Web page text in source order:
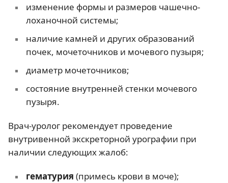
изменение формы и размеров чашечно-
лоханочной системы;
наличие камней и других образований
почек, мочеточников и мочевого пузыря;
диаметр мочеточников;
состояние внутренней стенки мочевого
пузыря.
Врач-уролог рекомендует проведение
внутривенной экскреторной урографии при
наличии следующих жалоб:
гематурия (примесь крови в моче);